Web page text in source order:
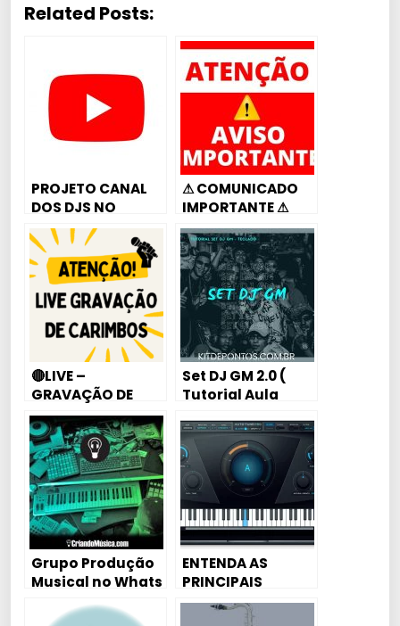
Related Posts:
PROJETO CANAL
DOS DJS NO
YOUTUBE PRECISO
DE 50 DJS PONTA
FIRME
⚠ COMUNICADO
IMPORTANTE ⚠
🔴LIVE –
GRAVAÇÃO DE
CARIMBOS ENTRE
NO GRUPO
Set DJ GM 2.0 (
Tutorial Aula
Grupo Produção
Musical no Whats
ENTENDA AS
PRINCIPAIS
FUNÇÕES DO
AUTO-TUNE DE